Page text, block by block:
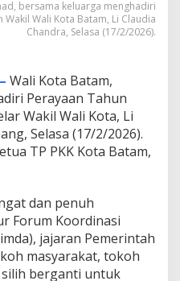
bersama keluarga menghadiri
Wali Kota Batam, Li Claudia
Chandra, Selasa (17/2/2026).
Wali Kota Batam,
Perayaan Tahun
Wakil Wali Kota, Li
Selasa (17/2/2026).
TP PKK Kota Batam,
dan penuh
Forum Koordinasi
jajaran Pemerintah
masyarakat, tokoh
berganti untuk